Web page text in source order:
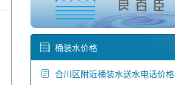
桶装水价格
合川区附近桶装水送水电话价格